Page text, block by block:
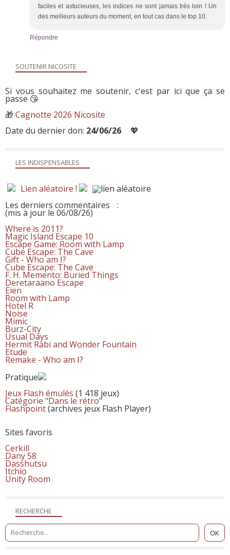
faciles et astucieuses, les indices ne sont jamais très loin ! Un
des meilleurs auteurs du moment, en tout cas dans le top 10.
Répondre
RECHERCHE
LES INDISPENSABLES
Lien aléatoire !
Les derniers commentaires
:
(mis à jour le 06/08/26)
Where is 2011?
Magic Island Escape 10
Escape Game: Room with Lamp
Cube Escape: The Cave
Gift - Who am I?
Cube Escape: The Cave
F. H. Memento: Buried Things
Deretaraano Escape
Eien
Room with Lamp
Hotel R
Noise
Mimic
Burz-City
Usual Days
Hermit Rabi and Wonder Fountain
Etude
Remake - Who am I?
Pratique
Jeux Flash émulés (1 418 jeux)
Catégorie "Dans le rétro"
Flashpoint(archives jeux Flash Player)
Sites favoris
Cerkill
Dany 58
Dasshutsu
Itchio
Unity Room
SOUTENIR NICOSITE
Si vous souhaitez me soutenir, c'est par ici que ça se
passe 😘
🎁 Cagnotte 2026 Nicosite
Date du dernier don: 24/06/26 💖